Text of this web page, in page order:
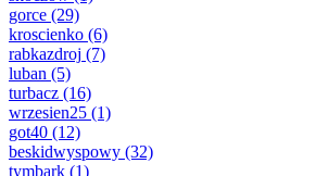
gorce (29)
kroscienko (6)
rabkazdroj (7)
luban (5)
turbacz (16)
wrzesien25 (1)
got40 (12)
beskidwyspowy (32)
tymbark (1)